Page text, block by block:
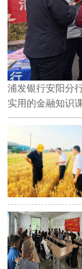
浦发银行安阳分
实用的金融知识